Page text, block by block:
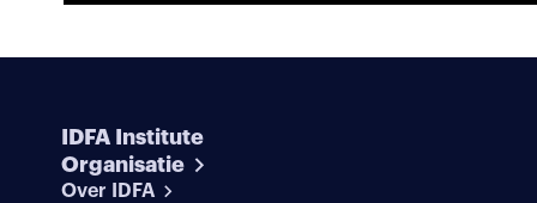
IDFA Institute
Organisatie
Over IDFA